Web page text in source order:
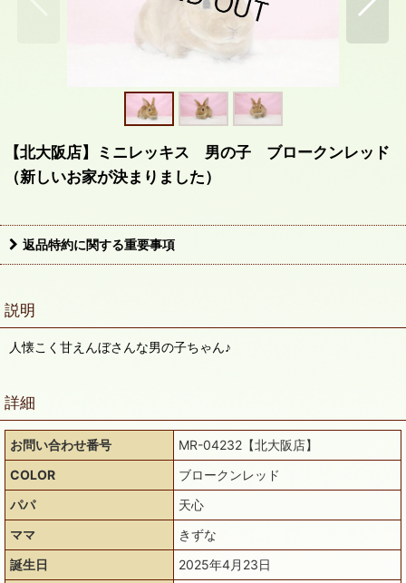
【北大阪店】ミニレッキス 男の子 ブロークンレッド
（新しいお家が決まりました）
返品特約に関する重要事項
説明
人懐こく甘えんぼさんな男の子ちゃん♪
詳細
お問い合わせ番号
MR-04232【北大阪店】
COLOR
ブロークンレッド
パパ
天心
ママ
きずな
誕生日
2025年4月23日